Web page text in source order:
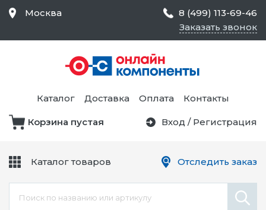
Москва
8 (499) 113-69-46
Заказать звонок
Каталог Доставка Оплата Контакты
Корзина пустая Вход / Регистрация
Каталог товаров
Средства Контроля
Статического
Электричества и
Безопасности,
Товары для Чистых
Цепи
Отследить заказ